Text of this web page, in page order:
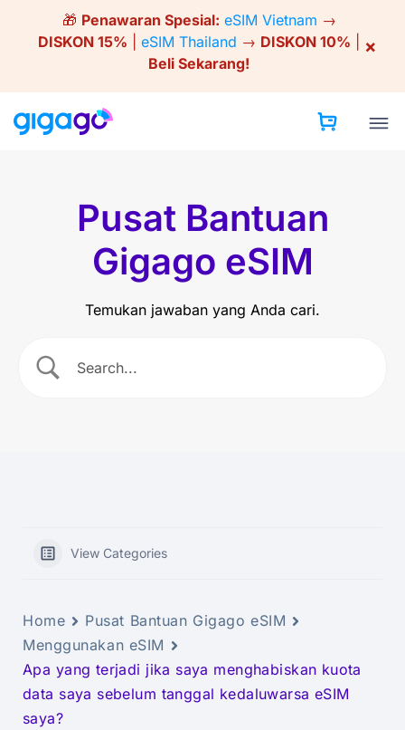
🎁 Penawaran Spesial: eSIM Vietnam →
DISKON 15%
eSIM Thailand → DISKON 10%
Beli Sekarang!
×
Pusat Bantuan
Gigago eSIM
Temukan jawaban yang Anda cari.
View Categories
Home
Pusat Bantuan Gigago eSIM
Menggunakan eSIM
Apa yang terjadi jika saya menghabiskan kuota
data saya sebelum tanggal kedaluwarsa eSIM
saya?